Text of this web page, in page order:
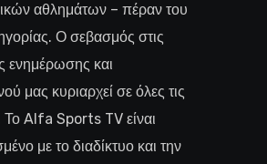
αθλημάτων – πέραν του
Ο σεβασμός στις
ενημέρωσης και
μας κυριαρχεί σε όλες τις
Το Alfa Sports TV είναι
με το διαδίκτυο και την